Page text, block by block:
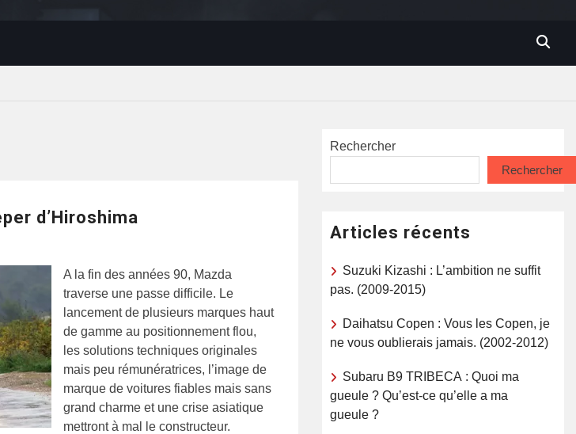
d’Hiroshima
A la fin des années 90, Mazda
traverse une passe difficile. Le
lancement de plusieurs marques haut
de gamme au positionnement flou,
les solutions techniques originales
mais peu rémunératrices, l’image de
marque de voitures fiables mais sans
grand charme et une crise asiatique
mettront à mal le constructeur.
Rechercher
Rechercher
Articles récents
Suzuki Kizashi : L’ambition ne suffit
pas. (2009-2015)
Daihatsu Copen : Vous les Copen, je
ne vous oublierais jamais. (2002-2012)
Subaru B9 TRIBECA : Quoi ma
gueule ? Qu’est-ce qu’elle a ma
gueule ?